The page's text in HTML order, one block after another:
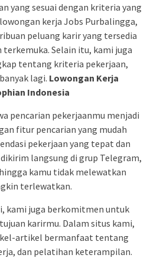
yang sesuai dengan kriteria yang
kerja Jobs Purbalingga,
peluang karir yang tersedia
Selain itu, kami juga
tentang kriteria pekerjaan,
lagi. Lowongan Kerja
Indonesia
pencarian pekerjaanmu menjadi
fitur pencarian yang mudah
pekerjaan yang tepat dan
langsung di grup Telegram,
kamu tidak melewatkan
terlewatkan.
kami juga berkomitmen untuk
karirmu. Dalam situs kami,
artikel bermanfaat tentang
dan pelatihan keterampilan.